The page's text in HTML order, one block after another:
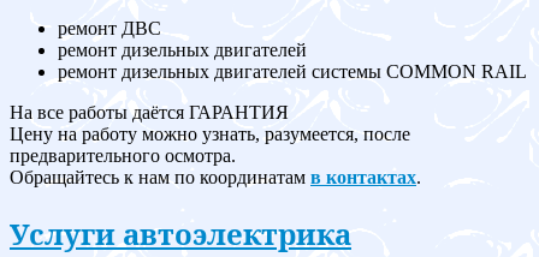
ремонт ДВС
ремонт дизельных двигателей
ремонт дизельных двигателей системы COMMON RAIL
На все работы даётся ГАРАНТИЯ
Цену на работу можно узнать, разумеется, после
предварительного осмотра.
Обращайтесь к нам по координатам в контактах.
Услуги автоэлектрика